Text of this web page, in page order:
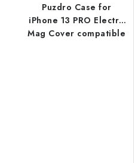
Puzdro Case for
iPhone 13 PRO Electro
Mag Cover compatible